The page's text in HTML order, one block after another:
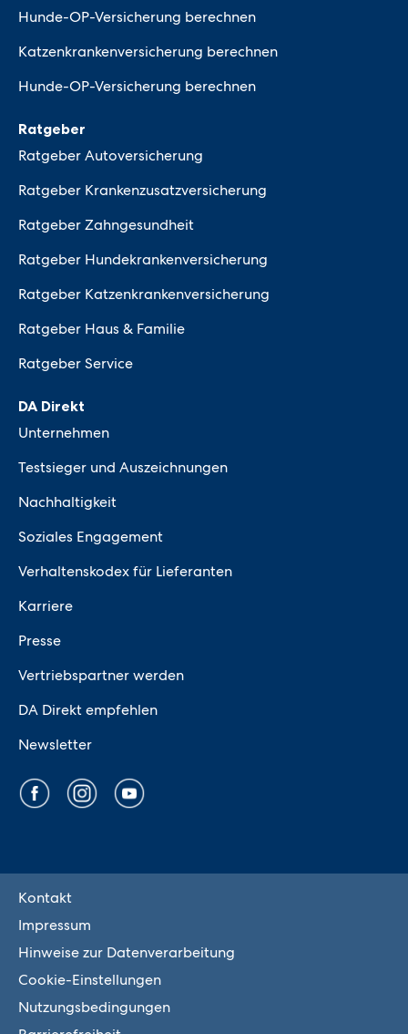
Hunde-OP-Versicherung berechnen
Katzenkrankenversicherung berechnen
Hunde-OP-Versicherung berechnen
Ratgeber
Ratgeber Autoversicherung
Ratgeber Krankenzusatzversicherung
Ratgeber Zahngesundheit
Ratgeber Hundekrankenversicherung
Ratgeber Katzenkrankenversicherung
Ratgeber Haus & Familie
Ratgeber Service
DA Direkt
Unternehmen
Testsieger und Auszeichnungen
Nachhaltigkeit
Soziales Engagement
Verhaltenskodex für Lieferanten
Karriere
Presse
Vertriebspartner werden
DA Direkt empfehlen
Newsletter
Kontakt
Impressum
Hinweise zur Datenverarbeitung
Cookie-Einstellungen
Nutzungsbedingungen